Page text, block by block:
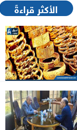
الأكثر قراءةً